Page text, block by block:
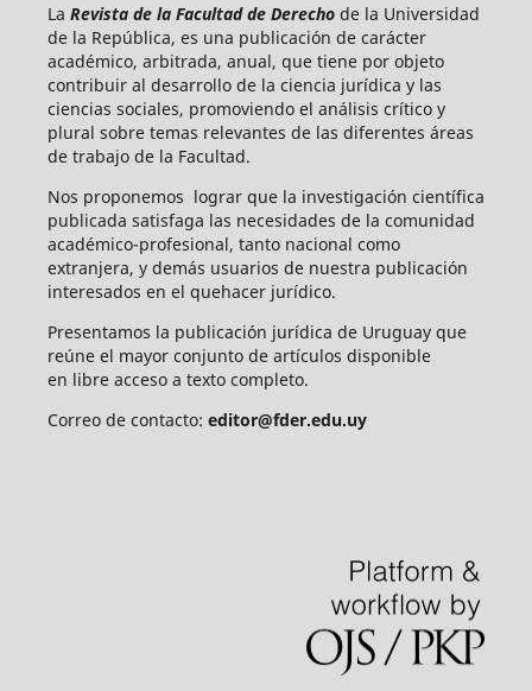
La Revista de la Facultad de Derecho de la Universidad
de la República, es una publicación de carácter
académico, arbitrada, anual, que tiene por objeto
contribuir al desarrollo de la ciencia jurídica y las
ciencias sociales, promoviendo el análisis crítico y
plural sobre temas relevantes de las diferentes áreas
de trabajo de la Facultad.
Nos proponemos lograr que la investigación científica
publicada satisfaga las necesidades de la comunidad
académico-profesional, tanto nacional como
extranjera, y demás usuarios de nuestra publicación
interesados en el quehacer jurídico.
Presentamos la publicación jurídica de Uruguay que
reúne el mayor conjunto de artículos disponible
en libre acceso a texto completo.
Correo de contacto: editor@fder.edu.uy